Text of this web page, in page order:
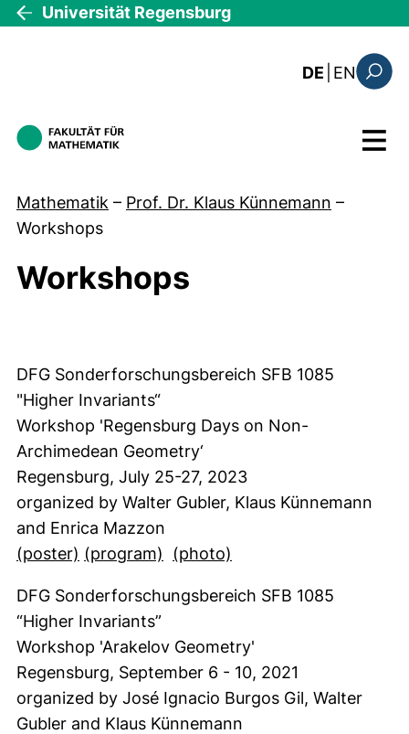
Direkt zum Inhalt
Universität Regensburg
DE EN: this
Menü
Mathematik – Prof. Dr. Klaus Künnemann –
Workshops
Workshops
Workshops
DFG Sonderforschungsbereich SFB 1085
"Higher Invariants“
Workshop 'Regensburg Days on Non-
Archimedean Geometry‘
Regensburg, July 25-27, 2023
organized by Walter Gubler, Klaus Künnemann
and Enrica Mazzon
(poster) (öffnet neues Fenster). (nicht barrierefrei)
(program) (öffnet neues Fenster). (nicht
(photo)
DFG Sonderforschungsbereich SFB 1085
“Higher Invariants”
Workshop 'Arakelov Geometry'
Regensburg, September 6 - 10, 2021
organized by José Ignacio Burgos Gil, Walter
Gubler and Klaus Künnemann